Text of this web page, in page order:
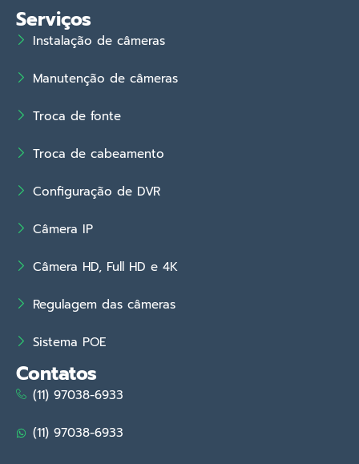
Serviços
Instalação de câmeras
Manutenção de câmeras
Troca de fonte
Troca de cabeamento
Configuração de DVR
Câmera IP
Câmera HD, Full HD e 4K
Regulagem das câmeras
Sistema POE
Contatos
(11) 97038-6933
(11) 97038-6933